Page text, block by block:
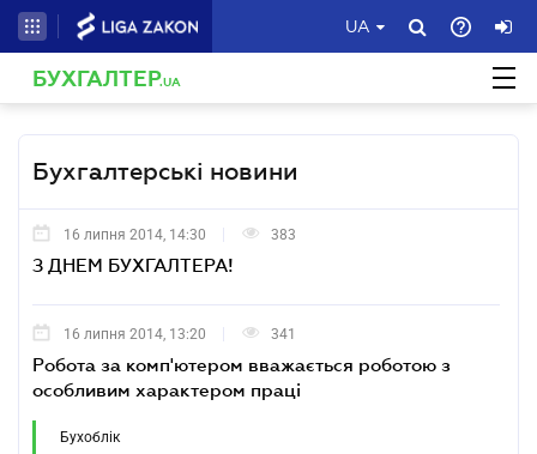
UA
БУХГАЛТЕР.UA
Бухгалтерські новини
16 липня 2014, 14:30 383
З ДНЕМ БУХГАЛТЕРА!
16 липня 2014, 13:20 341
Робота за комп'ютером вважається роботою з
особливим характером праці
Бухоблік